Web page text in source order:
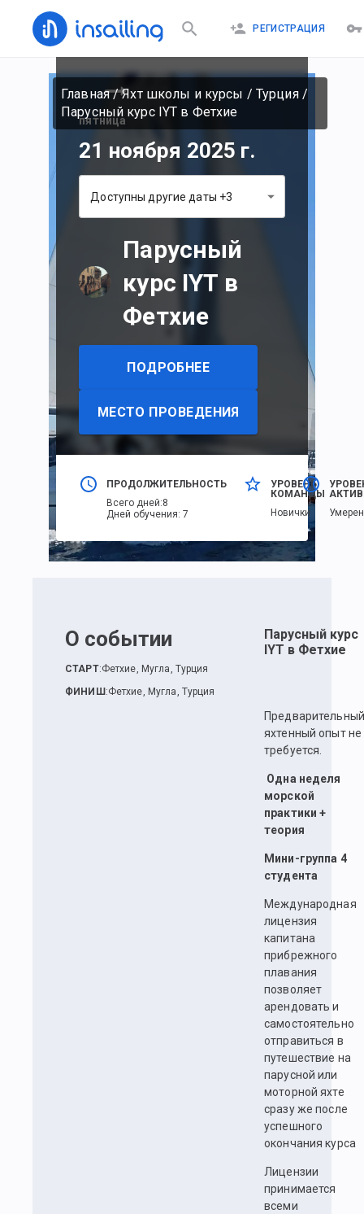
РЕГИСТРАЦИЯ
Главная/Яхт школы и курсы / Турция/
Парусный курс IYT в Фетхие
14 ноября 2025 г.
пятница
21 ноября 2025 г.
Доступны другие даты +3
Парусный
курс IYT в
Фетхие
ПОДРОБНЕЕ
МЕСТО ПРОВЕДЕНИЯ
ПРОДОЛЖИТЕЛЬНОСТЬ
Всего дней:8
Дней обучения:7
УРОВЕНЬ
КОМАНДЫ
Новички
О событии
СТАРТ:Фетхие, Мугла, Турция
ФИНИШ :Фетхие, Мугла, Турция
Парусный курс
IYT в Фетхие
Предварительный
яхтенный опыт не
требуется.
Одна неделя
морской
практики +
теория
Мини-группа 4
студента
Международная
лицензия
капитана
прибрежного
плавания
позволяет
арендовать и
самостоятельно
отправиться в
путешествие на
парусной или
моторной яхте
сразу же после
успешного
окончания курса
Лицензии
принимается
всеми